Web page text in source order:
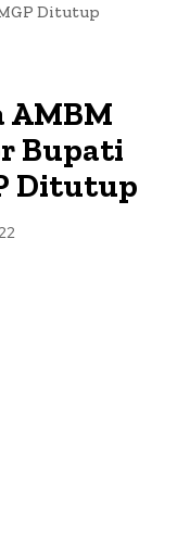
Ditutup
AMBM
Bupati
Ditutup